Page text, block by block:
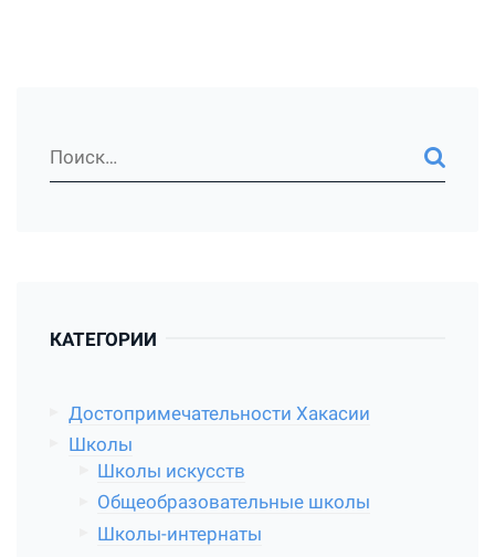
КАТЕГОРИИ
Достопримечательности Хакасии
Школы
Школы искусств
Общеобразовательные школы
Школы-интернаты